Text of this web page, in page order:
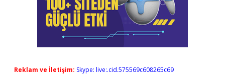
Reklam ve İletişim: Skype: live:.cid.575569c608265c69